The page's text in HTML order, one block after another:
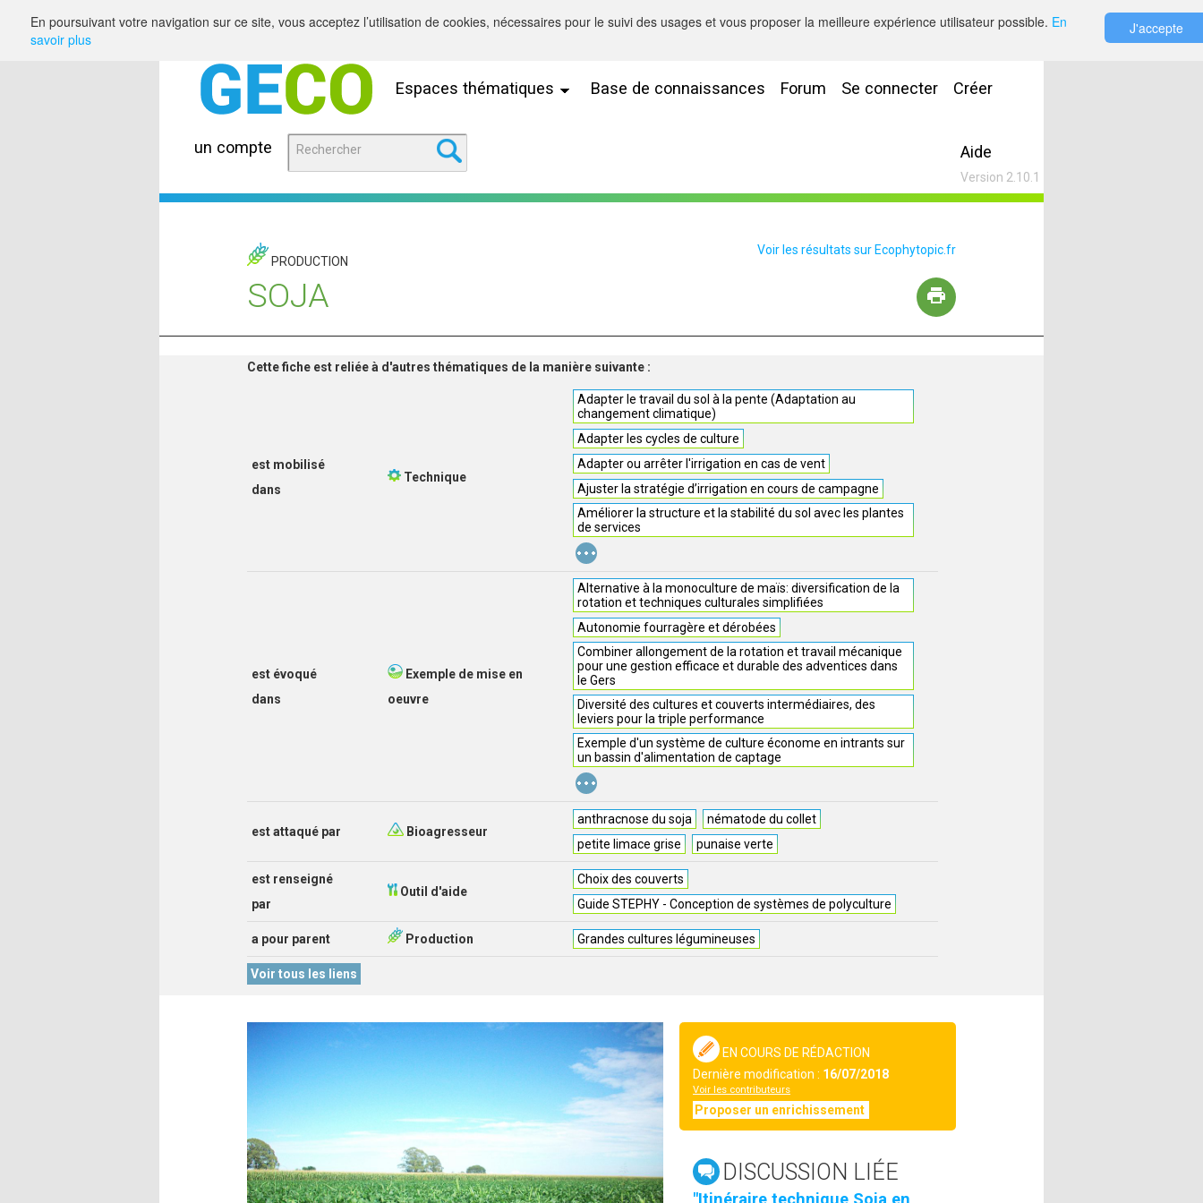
Espaces thématiques Base de connaissances Forum Se connecter Créer
un compte Aide
Version 2.10.1
PRODUCTION
Voir les résultats sur Ecophytopic.fr
SOJA
Cette fiche est reliée à d'autres thématiques de la manière suivante :
est mobilisé
dans
Technique
Adapter le travail du sol à la pente (Adaptation au
changement climatique)
Adapter les cycles de culture
Adapter ou arrêter l'irrigation en cas de vent
Ajuster la stratégie d’irrigation en cours de campagne
Améliorer la structure et la stabilité du sol avec les plantes
de services
...
est évoqué
dans
Exemple de mise en
oeuvre
Alternative à la monoculture de maïs: diversification de la
rotation et techniques culturales simplifiées
Autonomie fourragère et dérobées
Combiner allongement de la rotation et travail mécanique
pour une gestion efficace et durable des adventices dans
le Gers
Diversité des cultures et couverts intermédiaires, des
leviers pour la triple performance
Exemple d'un système de culture économe en intrants sur
un bassin d'alimentation de captage
...
est attaqué par Bioagresseur
anthracnose du soja
nématode du collet
petite limace grise
punaise verte
est renseigné
par
Outil d'aide
Choix des couverts
Guide STEPHY - Conception de systèmes de polyculture
a pour parent Production Grandes cultures légumineuses
Voir tous les liens
EN COURS DE RÉDACTION
Dernière modification : 16/07/2018
Voir les contributeurs
Proposer un enrichissement
DISCUSSION LIÉE
"Itinéraire technique Soja en
En poursuivant votre navigation sur ce site, vous acceptez l’utilisation de cookies, nécessaires pour le suivi des usages et vous proposer la meilleure expérience utilisateur possible. En
savoir plus
J'accepte